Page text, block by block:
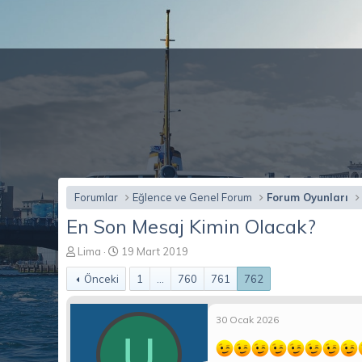
Forumlar Eğlence ve Genel Forum Forum Oyunları
En Son Mesaj Kimin Olacak?
K
o
n
b
Lima
B
a
l
n
g
19 Mart 2019
Önceki 1 760 761 762
30 Ocak 2026